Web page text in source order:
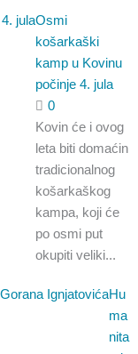
Osmi
košarkaški
kamp u Kovinu
počinje 4. jula
0
Kovin će i ovog
leta biti domaćin
tradicionalnog
košarkaškog
kampa, koji će
po osmi put
okupiti veliki...
Hu
ma
nita